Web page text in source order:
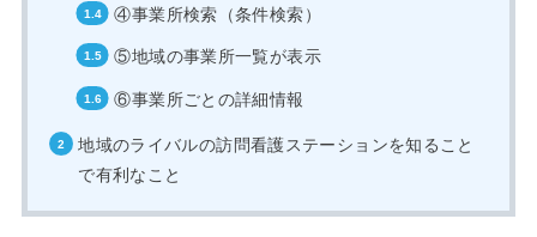
④事業所検索（条件検索）
⑤地域の事業所一覧が表示
⑥事業所ごとの詳細情報
地域のライバルの訪問看護ステーションを知ること
で有利なこと